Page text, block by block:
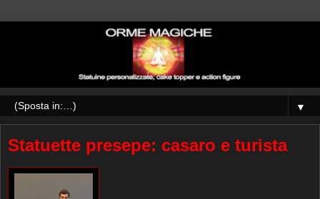
▼
Statuette presepe: casaro e turista